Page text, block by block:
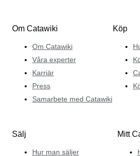
Om Catawiki
Om Catawiki
Våra experter
Karriär
Press
Samarbete med Catawiki
Köp
Sälj
Hur man säljer
Mitt